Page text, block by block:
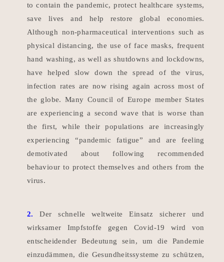
to contain the pandemic, protect healthcare systems,
save lives and help restore global economies.
Although non-pharmaceutical interventions such as
physical distancing, the use of face masks, frequent
hand washing, as well as shutdowns and lockdowns,
have helped slow down the spread of the virus,
infection rates are now rising again across most of
the globe. Many Council of Europe member States
are experiencing a second wave that is worse than
the first, while their populations are increasingly
experiencing “pandemic fatigue” and are feeling
demotivated about following recommended
behaviour to protect themselves and others from the
virus.
2.
Der schnelle weltweite Einsatz sicherer und
wirksamer Impfstoffe gegen Covid-19 wird von
entscheidender Bedeutung sein, um die Pandemie
einzudämmen, die Gesundheitssysteme zu schützen,